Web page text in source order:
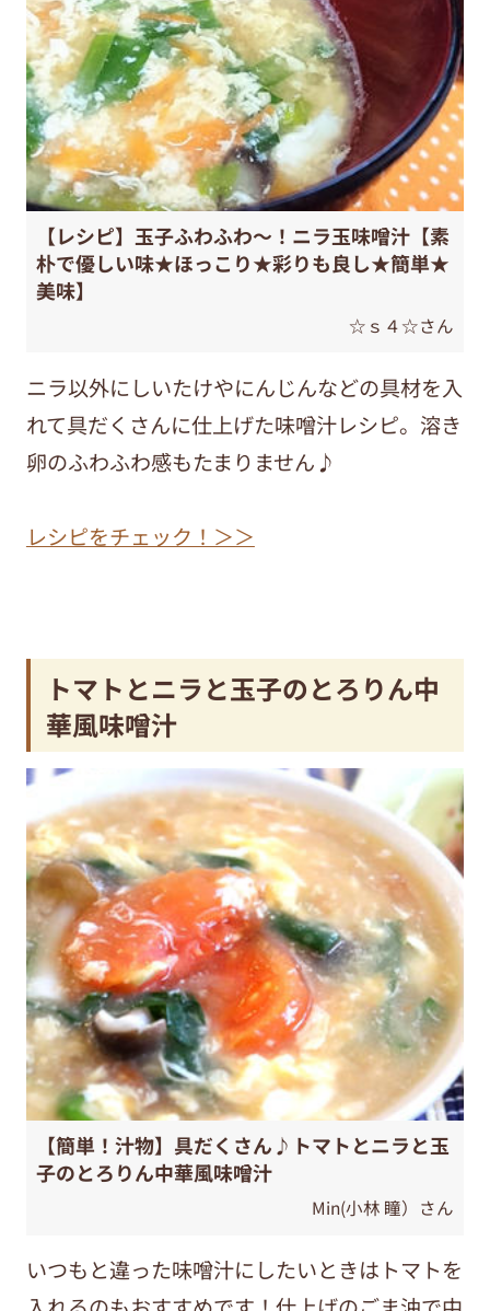
【レシピ】玉子ふわふわ～！ニラ玉味噌汁【素
朴で優しい味★ほっこり★彩りも良し★簡単★
美味】
☆ｓ４☆さん
ニラ以外にしいたけやにんじんなどの具材を入
れて具だくさんに仕上げた味噌汁レシピ。溶き
卵のふわふわ感もたまりません♪
レシピをチェック！＞＞
トマトとニラと玉子のとろりん中
華風味噌汁
【簡単！汁物】具だくさん♪トマトとニラと玉
子のとろりん中華風味噌汁
Min(小林 瞳）さん
いつもと違った味噌汁にしたいときはトマトを